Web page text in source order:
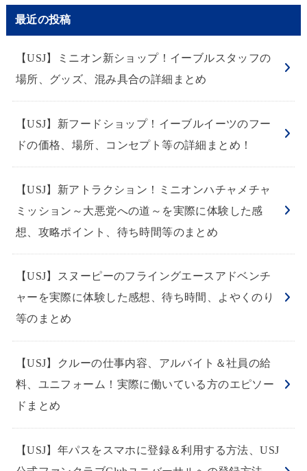
最近の投稿
【USJ】ミニオン新ショップ！イーブルスタッフの
場所、グッズ、混み具合の詳細まとめ
【USJ】新フードショップ！イーブルイーツのフー
ドの価格、場所、コンセプト等の詳細まとめ！
【USJ】新アトラクション！ミニオンハチャメチャ
ミッション～大悪党への道～を実際に体験した感
想、攻略ポイント、待ち時間等のまとめ
【USJ】スヌーピーのフライングエースアドベンチ
ャーを実際に体験した感想、待ち時間、よやくのり
等のまとめ
【USJ】クルーの仕事内容、アルバイト＆社員の給
料、ユニフォーム！実際に働いている方のエピソー
ドまとめ
【USJ】年パスをスマホに登録＆利用する方法、USJ